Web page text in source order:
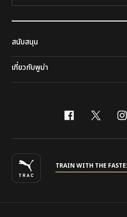
สนับสนุน
เกี่ยวกับพูม่า
facebook
x-
TRAIN WITH THE